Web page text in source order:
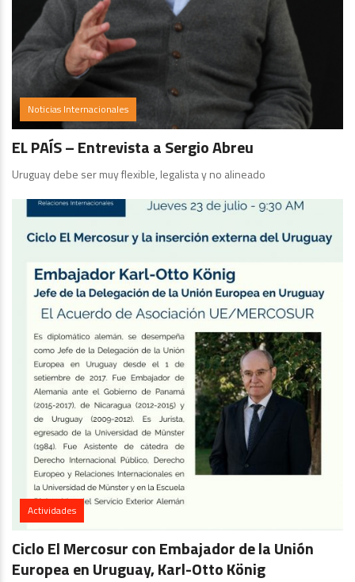
Noticias Internacionales
EL PAÍS – Entrevista a Sergio Abreu
Uruguay debe ser muy flexible, legalista y no alineado
Actividades
Ciclo El Mercosur con Embajador de la Unión
Europea en Uruguay, Karl-Otto König